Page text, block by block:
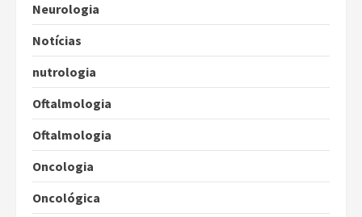
Neurologia
Notícias
nutrologia
Oftalmologia
Oftalmologia
Oncologia
Oncológica